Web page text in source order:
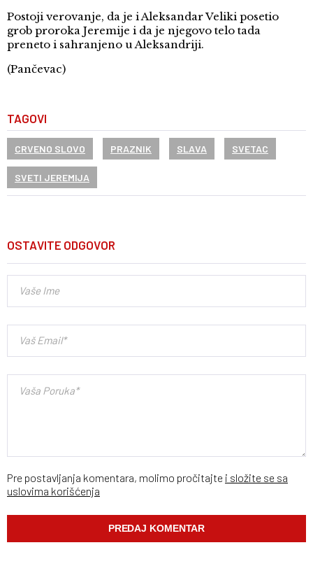
Postoji verovanje, da je i Aleksandar Veliki posetio
grob proroka Jeremije i da je njegovo telo tada
preneto i sahranjeno u Aleksandriji.
(Pančevac)
TAGOVI
CRVENO SLOVO PRAZNIK SLAVA SVETAC
SVETI JEREMIJA
OSTAVITE ODGOVOR
Pre postavljanja komentara, molimo pročitajte i složite se sa
uslovima korišćenja